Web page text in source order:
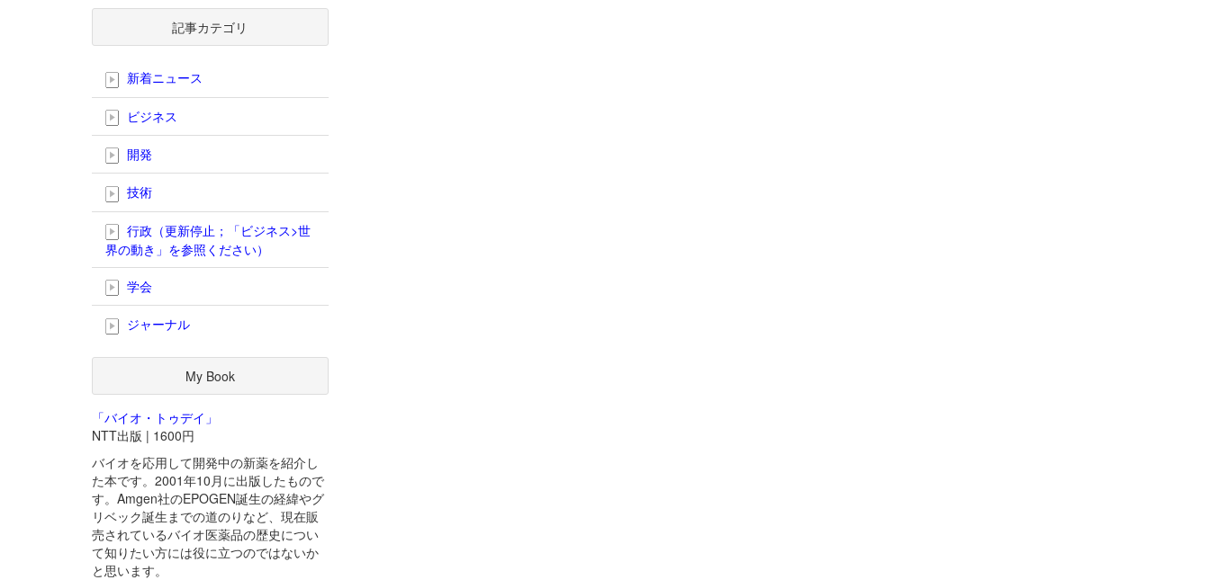
記事カテゴリ
新着ニュース
ビジネス
開発
技術
行政（更新停止；「ビジネス>世
界の動き」を参照ください）
学会
ジャーナル
My Book
「バイオ・トゥデイ」
NTT出版 | 1600円
バイオを応用して開発中の新薬を紹介し
た本です。2001年10月に出版したもので
す。Amgen社のEPOGEN誕生の経緯やグ
リベック誕生までの道のりなど、現在販
売されているバイオ医薬品の歴史につい
て知りたい方には役に立つのではないか
と思います。